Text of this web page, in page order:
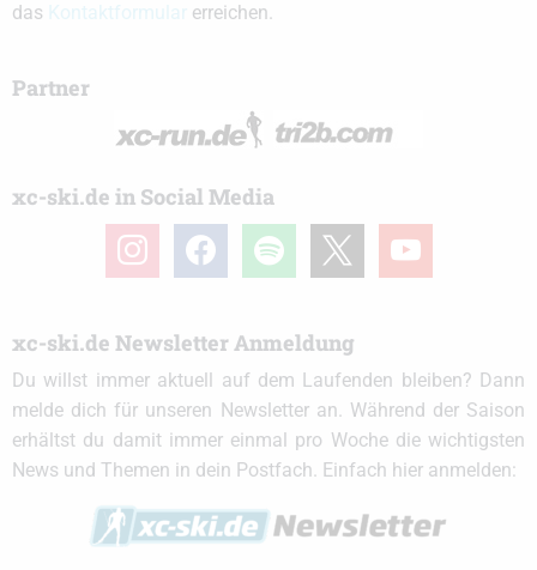
das
erreichen.
Partner
xc-ski.de in Social Media
instagramfacebook spotify youtube
xc-ski.de Newsletter Anmeldung
Du willst immer aktuell auf dem Laufenden bleiben? Dann
melde dich für unseren Newsletter an. Während der Saison
erhältst du damit immer einmal pro Woche die wichtigsten
News und Themen in dein Postfach. Einfach hier anmelden: